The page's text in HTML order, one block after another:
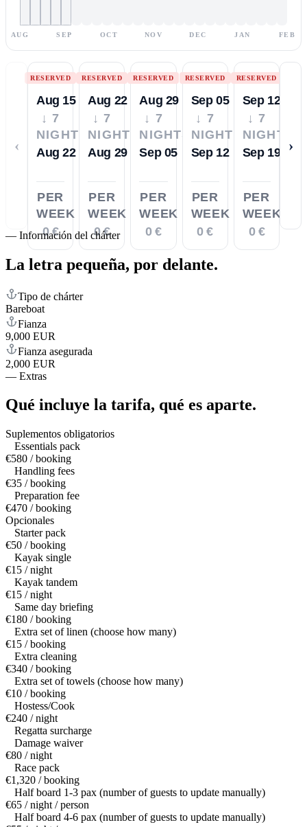
AUG SEP OCT NOV DEC JAN FEB
‹
RESERVED
Aug 15
↓ 7
NIGHTS
Aug 22
PER
WEEK
0 €
RESERVED
Aug 22
↓ 7
NIGHTS
Aug 29
PER
WEEK
0 €
RESERVED
Aug 29
↓ 7
NIGHTS
Sep 05
PER
WEEK
0 €
RESERVED
Sep 05
↓ 7
NIGHTS
Sep 12
PER
WEEK
0 €
RESERVED
Sep 12
↓ 7
NIGHTS
Sep 19
PER
WEEK
0 €
›
— Información del chárter
La letra pequeña, por delante.
Tipo de chárter
Bareboat
Fianza
9,000 EUR
Fianza asegurada
2,000 EUR
— Extras
Qué incluye la tarifa, qué es aparte.
Suplementos obligatorios
Essentials pack
€580 / booking
Handling fees
€35 / booking
Preparation fee
€470 / booking
Opcionales
Starter pack
€50 / booking
Kayak single
€15 / night
Kayak tandem
€15 / night
Same day briefing
€180 / booking
Extra set of linen (choose how many)
€15 / booking
Extra cleaning
€340 / booking
Extra set of towels (choose how many)
€10 / booking
Hostess/Cook
€240 / night
Regatta surcharge
Damage waiver
€80 / night
Race pack
€1,320 / booking
Half board 1-3 pax (number of guests to update manually)
€65 / night / person
Half board 4-6 pax (number of guests to update manually)